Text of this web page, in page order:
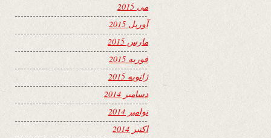
می 2015
آوریل 2015
مارس 2015
فوریه 2015
ژانویه 2015
دسامبر 2014
نوامبر 2014
اکتبر 2014